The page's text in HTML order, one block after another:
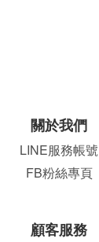
關於我們
LINE服務帳號
FB粉絲專頁
顧客服務